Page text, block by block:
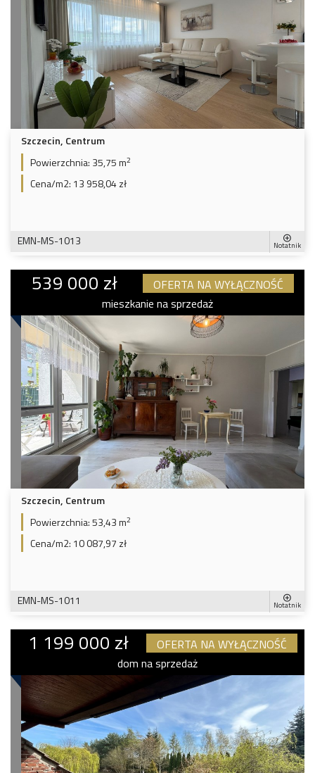
Szczecin, Centrum
Powierzchnia: 35,75 m2
Cena/m2: 13 958,04 zł
EMN-MS-1013 Notatnik
539 000 zł
OFERTA NA WYŁĄCZNOŚĆ
mieszkanie na sprzedaż
Szczecin, Centrum
Powierzchnia:53,43 m2
Cena/m2: 10 087,97 zł
EMN-MS-1011 Notatnik
1 199 000 zł
OFERTA NA WYŁĄCZNOŚĆ
dom na sprzedaż